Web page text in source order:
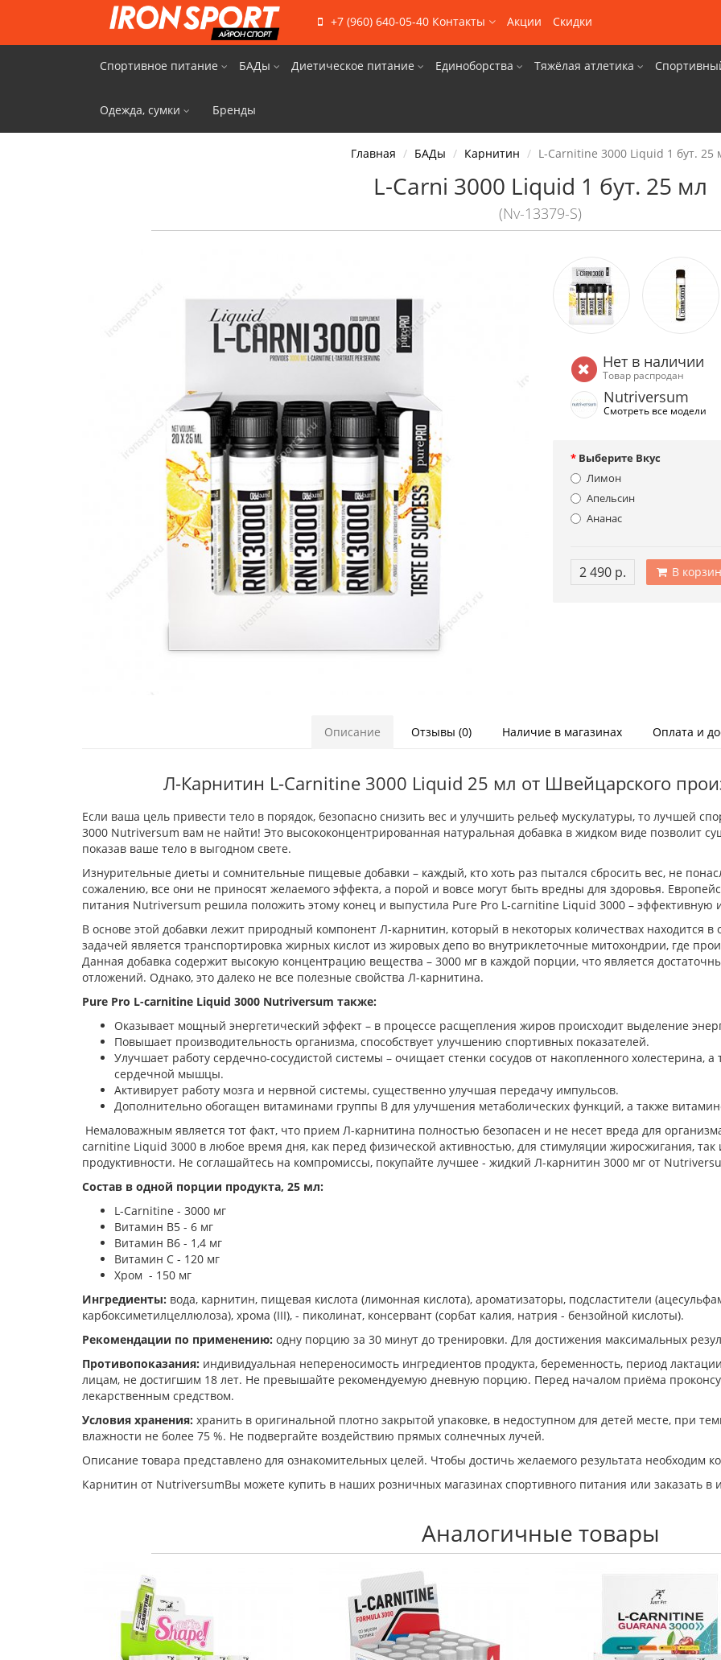
+7 (960) 640-05-40 Контакты Акции Скидки
Спортивное питание БАДы Диетическое питание Единоборства Тяжёлая атлетика
Одежда, сумки Бренды
Главная БАДы Карнитин L-Carnitine 3000 Liquid 1 бут. 25
L-Carni 3000 Liquid 1 бут. 25 мл
(Nv-13379-S)
Нет в наличии
Товар распродан
Nutriversum
Смотреть все модели
Выберите Вкус
Лимон
Апельсин
Ананас
2 490 р. В
Описание Отзывы (0) Наличие в магазинах Оплата и
Л-Карнитин L-Carnitine 3000 Liquid 25 мл от Швейцарского
Если ваша цель привести тело в порядок, безопасно снизить вес и улучшить рельеф мускулатуры, то лучшей
3000 Nutriversum вам не найти! Это высококонцентрированная натуральная добавка в жидком виде позволит
показав ваше тело в выгодном свете.
Изнурительные диеты и сомнительные пищевые добавки – каждый, кто хоть раз пытался сбросить вес, не
сожалению, все они не приносят желаемого эффекта, а порой и вовсе могут быть вредны для здоровья.
питания Nutriversum решила положить этому конец и выпустила Pure Pro L-carnitine Liquid 3000 – эффективную
В основе этой добавки лежит природный компонент Л-карнитин, который в некоторых количествах находится
задачей является транспортировка жирных кислот из жировых депо во внутриклеточные митохондрии, где
Данная добавка содержит высокую концентрацию вещества – 3000 мг в каждой порции, что является
отложений. Однако, это далеко не все полезные свойства Л-карнитина.
Pure Pro L-carnitine Liquid 3000 Nutriversum также:
Оказывает мощный энергетический эффект – в процессе расщепления жиров происходит выделение
Повышает производительность организма, способствует улучшению спортивных показателей.
Улучшает работу сердечно-сосудистой системы – очищает стенки сосудов от накопленного холестерина,
сердечной мышцы.
Активирует работу мозга и нервной системы, существенно улучшая передачу импульсов.
Дополнительно обогащен витаминами группы В для улучшения метаболических функций, а также
Немаловажным является тот факт, что прием Л-карнитина полностью безопасен и не несет вреда для
carnitine Liquid 3000 в любое время дня, как перед физической активностью, для стимуляции жиросжигания,
продуктивности. Не соглашайтесь на компромиссы, покупайте лучшее - жидкий Л-карнитин 3000 мг от
Состав в одной порции продукта, 25 мл:
L-Carnitine - 3000 мг
Витамин В5 - 6 мг
Витамин В6 - 1,4 мг
Витамин С - 120 мг
Хром - 150 мг
Ингредиенты: вода, карнитин, пищевая кислота (лимонная кислота), ароматизаторы, подсластители
карбоксиметилцеллюлоза), хрома (III), - пиколинат, консервант (сорбат калия, натрия - бензойной кислоты).
Рекомендации по применению: одну порцию за 30 минут до тренировки. Для достижения максимальных
Противопоказания: индивидуальная непереносимость ингредиентов продукта, беременность, период
лицам, не достигшим 18 лет. Не превышайте рекомендуемую дневную порцию. Перед началом приёма
лекарственным средством.
Условия хранения: хранить в оригинальной плотно закрытой упаковке, в недоступном для детей месте, при
влажности не более 75 %. Не подвергайте воздействию прямых солнечных лучей.
Описание товара представлено для ознакомительных целей. Чтобы достичь желаемого результата необходим
Карнитин от NutriversumВы можете купить в наших розничных магазинах спортивного питания или заказать в
Аналогичные товары